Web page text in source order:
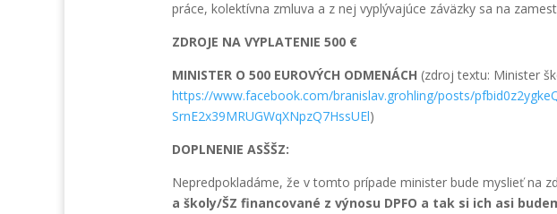
práce, kolektívna zmluva a z nej vyplývajúce záväzky sa na
ZDROJE NA VYPLATENIE 500 €
MINISTER O 500 EUROVÝCH ODMENÁCH (zdroj textu: Minister
https://www.facebook.com/branislav.grohling/posts/
SrnE2x39MRUGWqXNpzQ7HssUEl)
DOPLNENIE ASŠŠZ:
Nepredpokladáme, že v tomto prípade minister bude myslieť na
a školy/ŠZ financované z výnosu DPFO a tak si ich asi